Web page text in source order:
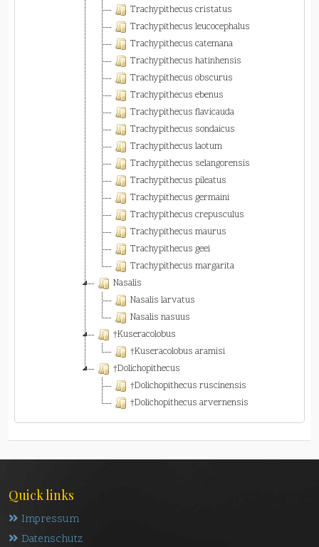
Trachypithecus cristatus
Trachypithecus leucocephalus
Trachypithecus catemana
Trachypithecus hatinhensis
Trachypithecus obscurus
Trachypithecus ebenus
Trachypithecus flavicauda
Trachypithecus sondaicus
Trachypithecus laotum
Trachypithecus selangorensis
Trachypithecus pileatus
Trachypithecus germaini
Trachypithecus crepusculus
Trachypithecus maurus
Trachypithecus geei
Trachypithecus margarita
Nasalis
Nasalis larvatus
Nasalis nasuus
†Kuseracolobus
†Kuseracolobus aramisi
†Dolichopithecus
†Dolichopithecus ruscinensis
†Dolichopithecus arvernensis
Quick links
Impressum
Datenschutz